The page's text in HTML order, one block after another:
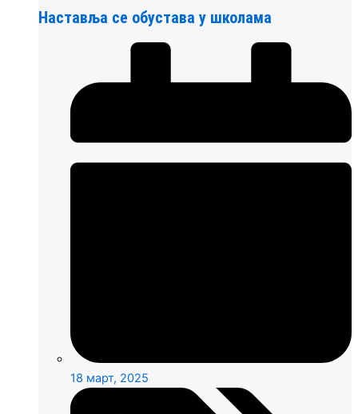
Наставља се обустава у школама
18 март, 2025